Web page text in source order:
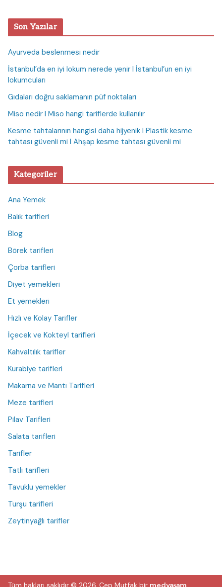
Son Yazılar
Ayurveda beslenmesi nedir
İstanbul’da en iyi lokum nerede yenir I İstanbul’un en iyi
lokumcuları
Gıdaları doğru saklamanın püf noktaları
Miso nedir I Miso hangi tariflerde kullanılır
Kesme tahtalarının hangisi daha hijyenik I Plastik kesme
tahtası güvenli mi I Ahşap kesme tahtası güvenli mi
Kategoriler
Ana Yemek
Balık tarifleri
Blog
Börek tarifleri
Çorba tarifleri
Diyet yemekleri
Et yemekleri
Hızlı ve Kolay Tarifler
İçecek ve Kokteyl tarifleri
Kahvaltılık tarifler
Kurabiye tarifleri
Makarna ve Mantı Tarifleri
Meze tarifleri
Pilav Tarifleri
Salata tarifleri
Tarifler
Tatlı tarifleri
Tavuklu yemekler
Turşu tarifleri
Zeytinyağlı tarifler
Tüm hakları saklıdır © 2026. Cep Mutfak bir medyaşam